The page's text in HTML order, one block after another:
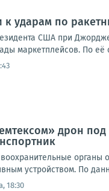
ударам по
США при
маркетплейсов. По её
дрон под
органы
устройством. По
18:30